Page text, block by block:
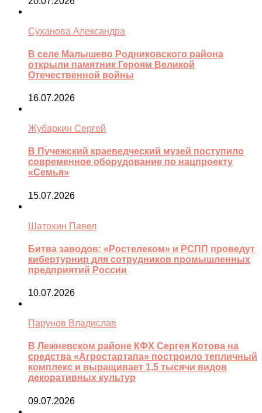
Суханова Александра
В селе Малышево Родниковского района
открыли памятник Героям Великой
Отечественной войны
16.07.2026
Жубаркин Сергей
В Пучежский краеведческий музей поступило
современное оборудование по нацпроекту
«Семья»
15.07.2026
Шатохин Павел
Битва заводов: «Ростелеком» и РСПП проведут
кибертурнир для сотрудников промышленных
предприятий России
10.07.2026
Парунов Владислав
В Лежневском районе КФХ Сергея Котова на
средства «Агростартапа» построило тепличный
комплекс и выращивает 1,5 тысячи видов
декоративных культур
09.07.2026